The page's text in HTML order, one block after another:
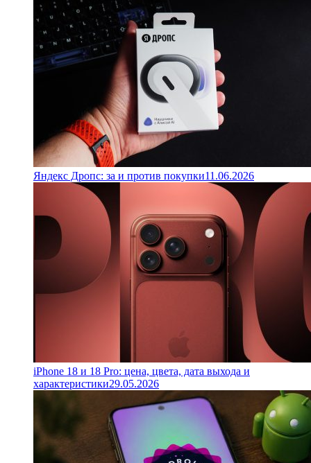
Яндекс Дропс: за и против покупки11.06.2026
iPhone 18 и 18 Pro: цена, цвета, дата выхода и
характеристики29.05.2026